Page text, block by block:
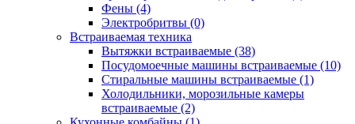
Фены (4)
Электробритвы (0)
Встраиваемая техника
Вытяжки встраиваемые (38)
Посудомоечные машины встраиваемые (10)
Стиральные машины встраиваемые (1)
Холодильники, морозильные камеры
встраиваемые (2)